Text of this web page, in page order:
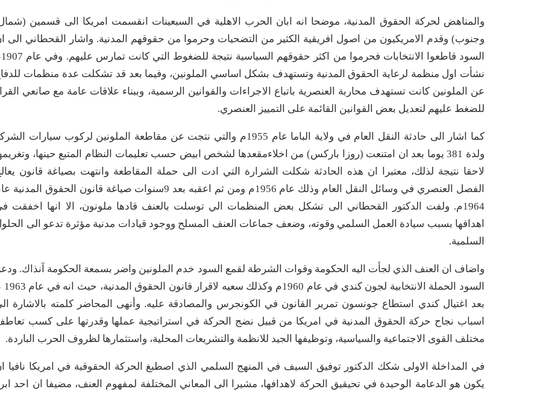
والمناهض لحركة الحقوق المدنية، موضحا انه ابان الحرب الاهلية في السبعينات انقسمت امريكا الى قسمين
وجنوب) وقدم الامريكيون من اصول افريقية الكثير من التضحيات وحرموا من حقوقهم المدنية. واشار القحطاني الى
السود
نشأت اول منظمة لرعاية الحقوق المدنية وتستهدف بشكل اساسي الملونين، وفيما بعد قد تشكلت عدة منظمات
عن الملونين كانت تستهدف محاربة العنصرية باتباع الاجراءات والقوانين الرسمية، وببناء علاقات عامة مع صانعي
للضغط عليهم لتعديل بعض القوانين القائمة على التمييز العنصري.
كما اشار الى حادثة النقل العام في ولاية الباما عام 1955م والتي نتجت عن مقاطعة الملونين لركوب سيارات
ولدة 381 يوما بعد ان امتنعت (روزا باركس) من اخلاءمقعدها لشخص ابيض حسب تعليمات النظام المتبع حينها،
لاحقا نتيجة لذلك، معتبرا ان هذه الحادثة شكلت الشرارة التي ادت الى حملة المقاطعة وانتهت بصياغة قانون
الفصل العنصري في وسائل النقل العام وذلك عام 1956م ومن ثم اعقبه بعد 9سنوات صياغة قانون الحقوق
1964م. ولفت الدكتور القحطاني الى تشكل بعض المنظمات الي توسلت بالعنف قادها ملونون، الا انها اخفقت
اهدافها بسبب سيادة العمل السلمي وقوته، وضعف جماعات العنف المسلح ووجود قيادات مدنية مؤثرة تدعو الى
السلمية.
واضاف ان العنف الذي لجأت اليه الحكومة وقوات الشرطة لقمع السود خدم الملونين واضر بسمعة الحكومة آنذاك.
السود
بعد اغتيال كندي استطاع جونسون تمرير القانون في الكونجرس والمصادقة عليه. وأنهى المحاضر كلمته بالاشارة
اسباب نجاح حركة الحقوق المدنية في امريكا من قبيل نضج الحركة في استراتيجية عملها وقدرتها على كسب
مختلف القوى الاجتماعية والسياسية، وتوظيفها الجيد للانظمة والتشريعات المحلية، واستثمارها لظروف الحرب الباردة.
في المداخلة الاولى شكك الدكتور توفيق السيف في المنهج السلمي الذي اصطبغ الحركة الحقوقية في امريكا نافيا
يكون هو الدعامة الوحيدة في تحيقيق الحركة لاهدافها، مشيرا الى المعاني المختلفة لمفهوم العنف، مضيفا ان احد